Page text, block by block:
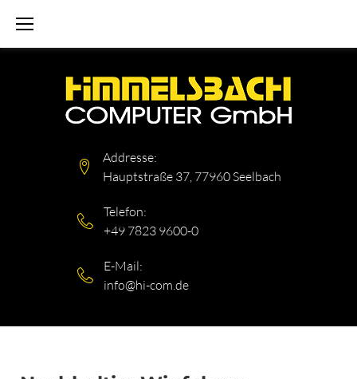
Addresse:
Hauptstraße 37, 77960 Seelbach
Telefon:
+49 7823 9600-0
E-Mail:
info@hi-com.de
ELEKTROMOBILITÄT